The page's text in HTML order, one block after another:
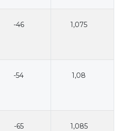
-46 1,075
-54 1,08
-65 1,085